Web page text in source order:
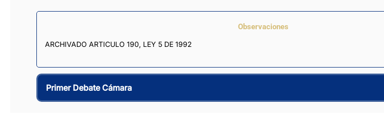
Observaciones
ARCHIVADO ARTICULO 190, LEY 5 DE 1992
Primer Debate Cámara